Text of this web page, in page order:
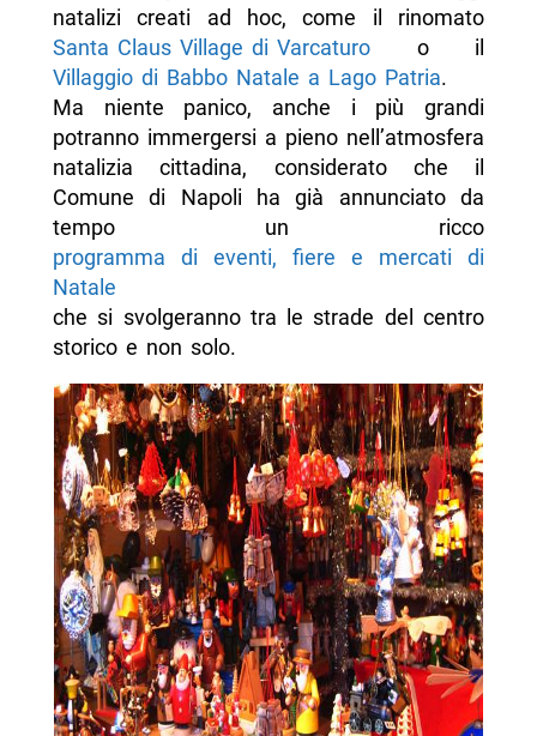
natalizi creati ad hoc, come il rinomato
Santa Claus Village di Varcaturoo il
Villaggio di Babbo Natale a Lago Patria.
Ma niente panico, anche i più grandi
potranno immergersi a pieno nell’atmosfera
natalizia cittadina, considerato che il
Comune di Napoli ha già annunciato da
tempo un ricco
programma di eventi, fiere e mercati di
Natale
che si svolgeranno tra le strade del centro
storico e non solo.